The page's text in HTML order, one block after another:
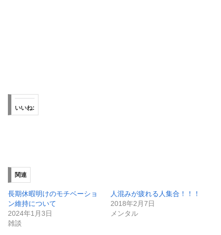
いいね:
関連
長期休暇明けのモチベーショ
ン維持について
2024年1月3日
雑談
人混みが疲れる人集合！！！
2018年2月7日
メンタル